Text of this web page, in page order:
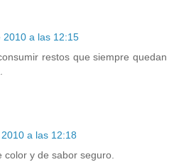
2010 a las 12:15
restos que siempre quedan
a las 12:18
color y de sabor seguro.